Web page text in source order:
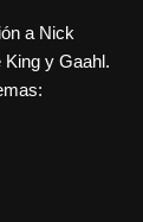
a Nick
y Gaahl.